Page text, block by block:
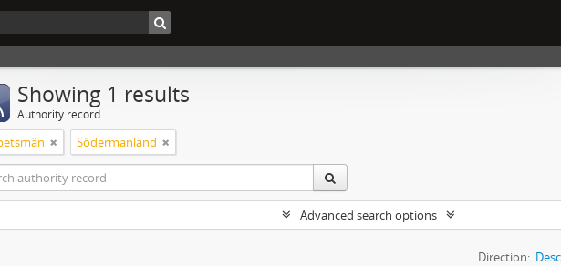
Showing 1 results
Authority record
Södermanland
Advanced search options
Direction: